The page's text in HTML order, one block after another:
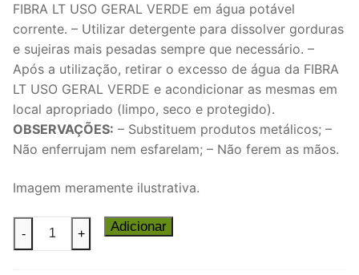
FIBRA LT USO GERAL VERDE em água potável
corrente. – Utilizar detergente para dissolver gorduras
e sujeiras mais pesadas sempre que necessário. –
Após a utilização, retirar o excesso de água da FIBRA
LT USO GERAL VERDE e acondicionar as mesmas em
local apropriado (limpo, seco e protegido).
OBSERVAÇÕES: – Substituem produtos metálicos; –
Não enferrujam nem esfarelam; – Não ferem as mãos.
Imagem meramente ilustrativa.
Slim
- + Adicionar